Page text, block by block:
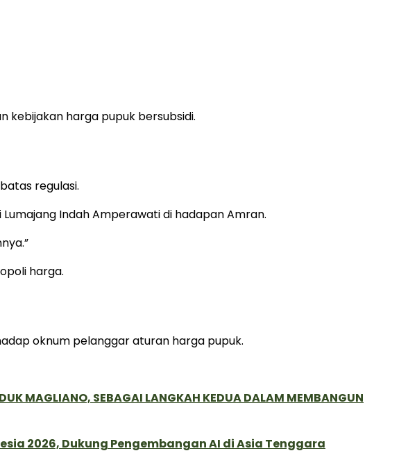
kebijakan harga pupuk bersubsidi.
regulasi.
Lumajang Indah Amperawati di hadapan Amran.
harga.
oknum pelanggar aturan harga pupuk.
MAGLIANO, SEBAGAI LANGKAH KEDUA DALAM MEMBANGUN
2026, Dukung Pengembangan AI di Asia Tenggara